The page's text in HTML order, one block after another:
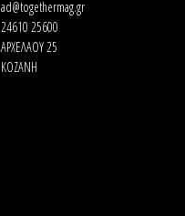
ad@togethermag.gr
24610 25600
ΑΡΧΕΛΑΟΥ 25
ΚΟΖΑΝΗ